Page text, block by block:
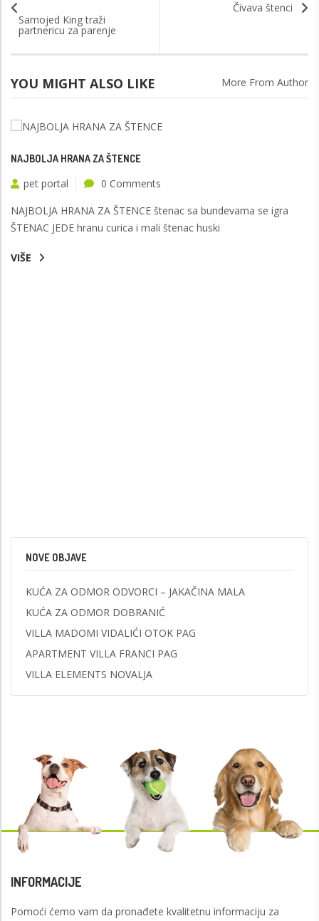
Samojed King traži
partnericu za parenje
Čivava štenci
YOU MIGHT ALSO LIKE More From Author
NAJBOLJA HRANA ZA ŠTENCE
pet portal
0 Comments
NAJBOLJA HRANA ZA ŠTENCE štenac sa bundevama se igra
ŠTENAC JEDE hranu curica i mali štenac huski
VIŠE
NOVE OBJAVE
KUĆA ZA ODMOR ODVORCI – JAKAČINA MALA
KUĆA ZA ODMOR DOBRANIĆ
VILLA MADOMI VIDALIĆI OTOK PAG
APARTMENT VILLA FRANCI PAG
VILLA ELEMENTS NOVALJA
INFORMACIJE
Pomoći ćemo vam da pronađete kvalitetnu informaciju za